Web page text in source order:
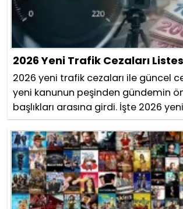
2026 Yeni Trafik Cezaları
2026 yeni trafik cezaları ile güncel
yeni kanunun peşinden gündemin
başlıkları arasına girdi. İşte 2026